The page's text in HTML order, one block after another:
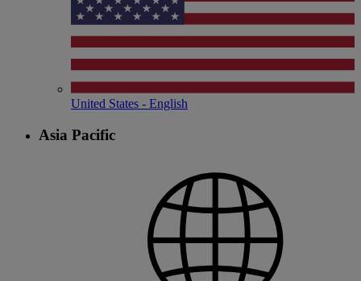
United States - English
Asia Pacific